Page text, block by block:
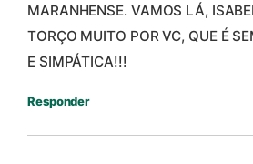
MARANHENSE. VAMOS LÁ,
TORÇO MUITO POR VC, QUE É
E SIMPÁTICA!!!
Responder